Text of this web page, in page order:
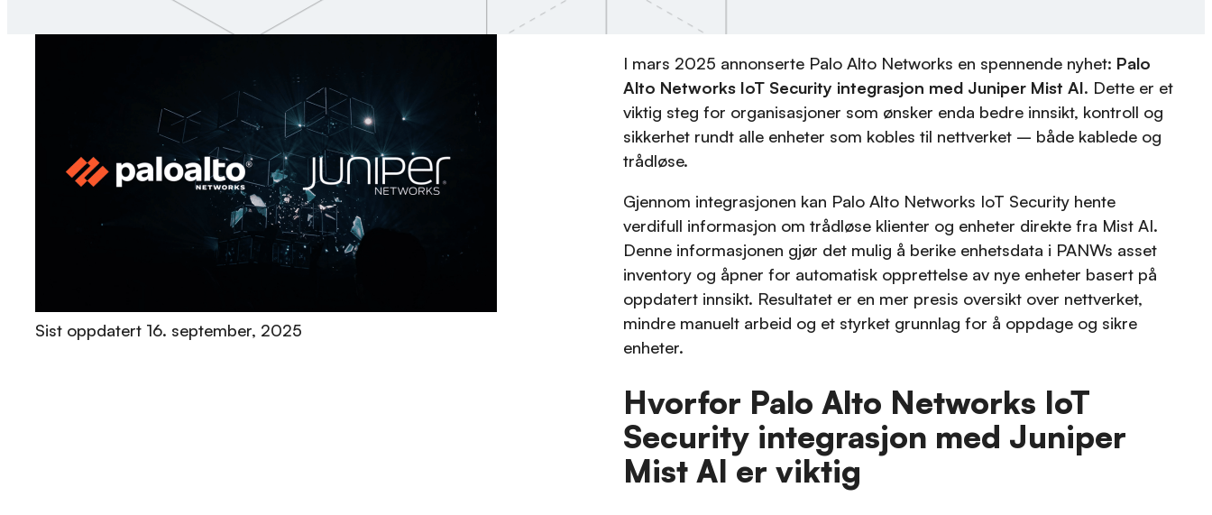
Sist oppdatert 16. september, 2025
I mars 2025 annonserte Palo Alto Networks en spennende nyhet: Palo
Alto Networks IoT Security integrasjon med Juniper Mist AI. Dette er et
viktig steg for organisasjoner som ønsker enda bedre innsikt, kontroll og
sikkerhet rundt alle enheter som kobles til nettverket – både kablede og
trådløse.
Gjennom integrasjonen kan Palo Alto Networks IoT Security hente
verdifull informasjon om trådløse klienter og enheter direkte fra Mist AI.
Denne informasjonen gjør det mulig å berike enhetsdata i PANWs asset
inventory og åpner for automatisk opprettelse av nye enheter basert på
oppdatert innsikt. Resultatet er en mer presis oversikt over nettverket,
mindre manuelt arbeid og et styrket grunnlag for å oppdage og sikre
enheter.
Hvorfor Palo Alto Networks IoT
Security integrasjon med Juniper
Mist AI er viktig